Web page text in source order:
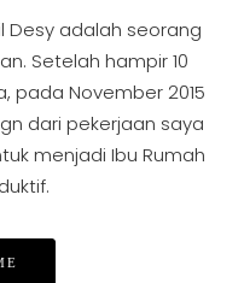
Desy adalah seorang
Setelah hampir 10
pada November 2015
dari pekerjaan saya
menjadi Ibu Rumah